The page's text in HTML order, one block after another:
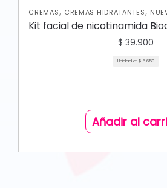
CREMAS, CREMAS HIDRATANTES,
CARE FACIAL
Kit facial de nicotinamida
$ 39.900
Unidad a: $ 6.650
Añadir al